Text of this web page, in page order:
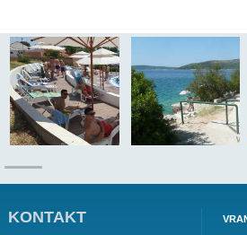
- internet Wi-Fi
- bankomat
- obchod
- vyhraněné koupání pro psy
- cvičitě a výběh pro psy